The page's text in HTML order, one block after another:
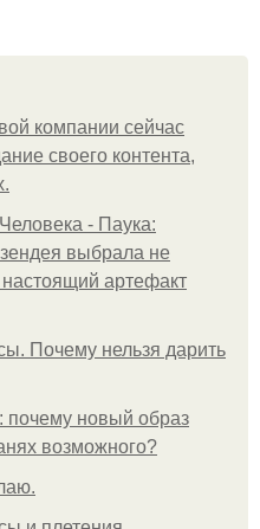
компании сейчас
своего контента,
- Паука:
выбрала не
артефакт
Почему нельзя дарить
новый образ
возможного?